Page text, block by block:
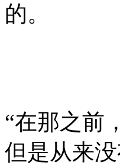
的。
“在那之前
但是从来